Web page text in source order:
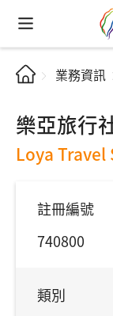
業務資訊
樂亞旅行
Loya Travel
註冊編號
740800
類別